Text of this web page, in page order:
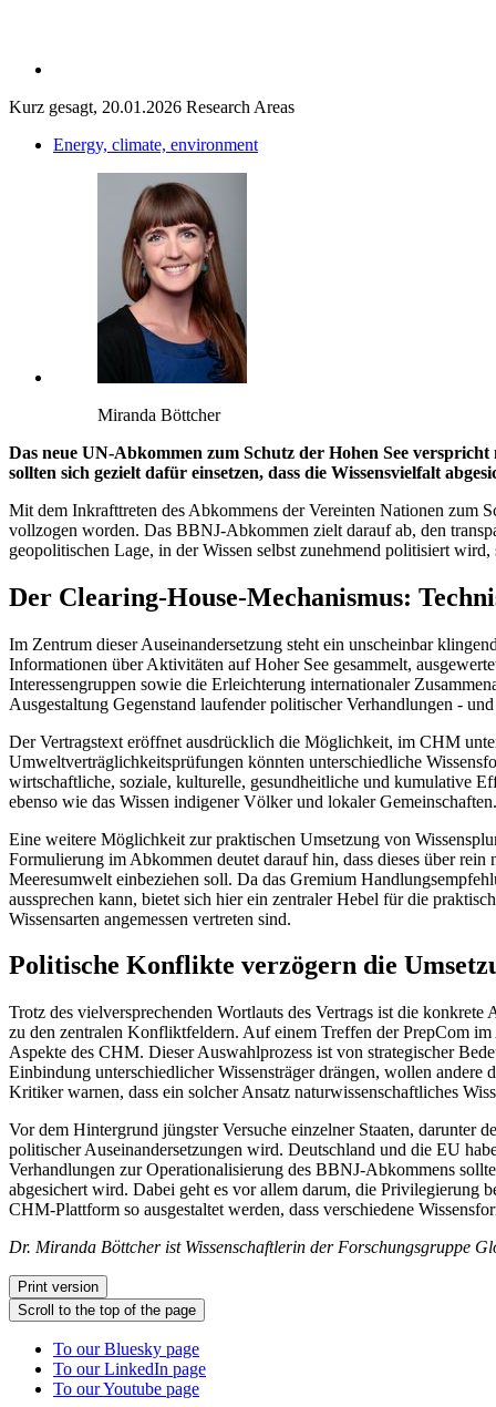
Kurz gesagt, 20.01.2026 Research Areas
Energy, climate, environment
Miranda Böttcher
Das neue UN-Abkommen zum Schutz der Hohen See
sollten sich gezielt dafür einsetzen, dass die Wissensvielfalt
Mit dem Inkrafttreten des Abkommens der Vereinten Nationen zum
vollzogen worden. Das BBNJ-Abkommen zielt darauf ab, den
geopolitischen Lage, in der Wissen selbst zunehmend politisiert
Der Clearing-House-Mechanismus:
Im Zentrum dieser Auseinandersetzung steht ein unscheinbar
Informationen über Aktivitäten auf Hoher See gesammelt,
Interessengruppen sowie die Erleichterung internationaler
Ausgestaltung Gegenstand laufender politischer Verhandlungen -
Der Vertragstext eröffnet ausdrücklich die Möglichkeit, im CHM
Umweltverträglichkeitsprüfungen könnten unterschiedliche
wirtschaftliche, soziale, kulturelle, gesundheitliche und kumulative
ebenso wie das Wissen indigener Völker und lokaler Gemeinschaften.
Eine weitere Möglichkeit zur praktischen Umsetzung von
Formulierung im Abkommen deutet darauf hin, dass dieses über
Meeresumwelt einbeziehen soll. Da das Gremium
aussprechen kann, bietet sich hier ein zentraler Hebel für die
Wissensarten angemessen vertreten sind.
Politische Konflikte verzögern die
Trotz des vielversprechenden Wortlauts des Vertrags ist die
zu den zentralen Konfliktfeldern. Auf einem Treffen der PrepCom
Aspekte des CHM. Dieser Auswahlprozess ist von strategischer
Einbindung unterschiedlicher Wissensträger drängen, wollen
Kritiker warnen, dass ein solcher Ansatz naturwissenschaftliches
Vor dem Hintergrund jüngster Versuche einzelner Staaten, darunter
politischer Auseinandersetzungen wird. Deutschland und die EU
Verhandlungen zur Operationalisierung des BBNJ-Abkommens
abgesichert wird. Dabei geht es vor allem darum, die Privilegierung
CHM-Plattform so ausgestaltet werden, dass verschiedene
Dr. Miranda Böttcher ist Wissenschaftlerin der Forschungsgruppe
Print version
Scroll to the top of the page
To our Bluesky page
To our LinkedIn page
To our Youtube page